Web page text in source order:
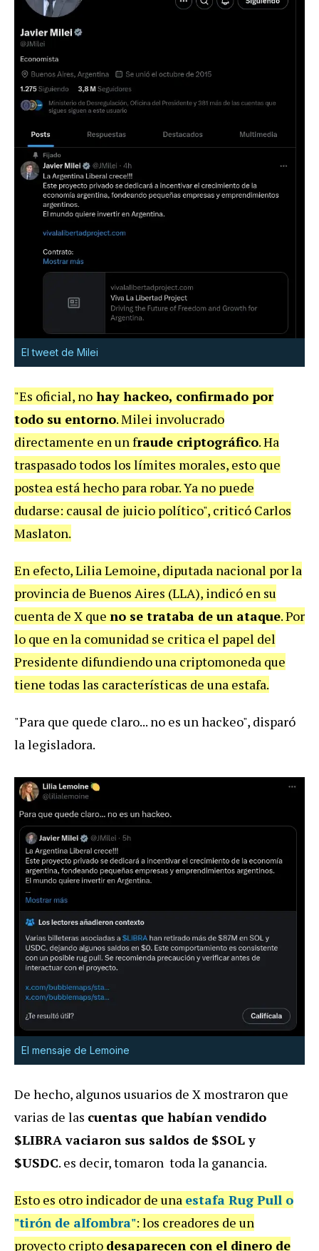
El tweet de Milei
"Es oficial, no hay hackeo, confirmado por
todo su entorno. Milei involucrado
directamente en un fraude criptográfico. Ha
traspasado todos los límites morales, esto que
postea está hecho para robar. Ya no puede
dudarse: causal de juicio político", criticó Carlos
Maslaton.
En efecto, Lilia Lemoine, diputada nacional por la
provincia de Buenos Aires (LLA), indicó en su
cuenta de X que no se trataba de un ataque. Por
lo que en la comunidad se critica el papel del
Presidente difundiendo una criptomoneda que
tiene todas las características de una estafa.
"Para que quede claro... no es un hackeo", disparó
la legisladora.
El mensaje de Lemoine
De hecho, algunos usuarios de X mostraron que
varias de las cuentas que habían vendido
$LIBRA vaciaron sus saldos de $SOL y
$USDC. es decir, tomaron toda la ganancia.
Esto es otro indicador de una estafa Rug Pull o
"tirón de alfombra": los creadores de un
proyecto cripto desaparecen con el dinero de